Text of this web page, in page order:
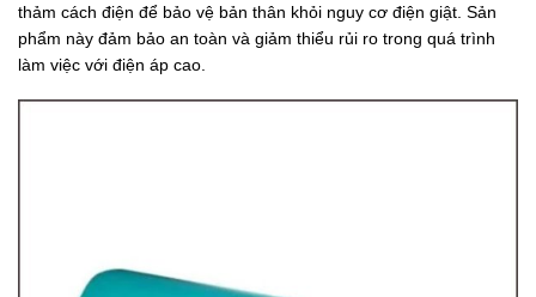
thảm cách điện để bảo vệ bản thân khỏi nguy cơ điện giật. Sản
phẩm này đảm bảo an toàn và giảm thiểu rủi ro trong quá trình
làm việc với điện áp cao.